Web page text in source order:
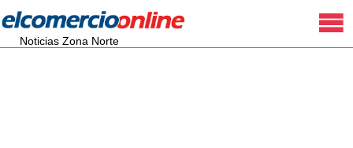
Noticias Zona Norte